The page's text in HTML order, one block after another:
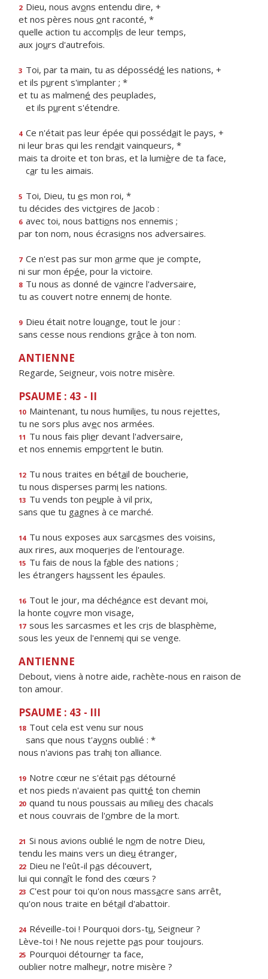
2 Dieu, nous avons entendu dire, +
et nos pères nous ont raconté, *
quelle action tu accomplis de leur temps,
aux jours d'autrefois.
3 Toi, par ta main, tu as dépossédé les nations, +
et ils purent s'implanter ; *
et tu as malmené des peuplades,
et ils purent s'étendre.
4 Ce n'était pas leur épée qui possédait le pays, +
ni leur bras qui les rendait vainqueurs, *
mais ta droite et ton bras, et la lumière de ta face,
car tu les aimais.
5 Toi, Dieu, tu es mon roi, *
tu décides des victoires de Jacob :
6 avec toi, nous battions nos ennemis ;
par ton nom, nous écrasions nos adversaires.
7 Ce n'est pas sur mon arme que je compte,
ni sur mon épée, pour la victoire.
8 Tu nous as donné de vaincre l'adversaire,
tu as couvert notre ennemi de honte.
9 Dieu était notre louange, tout le jour :
sans cesse nous rendions grâce à ton nom.
ANTIENNE
Regarde, Seigneur, vois notre misère.
PSAUME : 43 - II
10 Maintenant, tu nous humilies, tu nous rejettes,
tu ne sors plus avec nos armées.
11 Tu nous fais plier devant l'adversaire,
et nos ennemis emportent le butin.
12 Tu nous traites en bétail de boucherie,
tu nous disperses parmi les nations.
13 Tu vends ton peuple à vil prix,
sans que tu gagnes à ce marché.
14 Tu nous exposes aux sarcasmes des voisins,
aux rires, aux moqueries de l'entourage.
15 Tu fais de nous la fable des nations ;
les étrangers haussent les épaules.
16 Tout le jour, ma déchéance est devant moi,
la honte couvre mon visage,
17 sous les sarcasmes et les cris de blasphème,
sous les yeux de l'ennemi qui se venge.
ANTIENNE
Debout, viens à notre aide, rachète-nous en raison de
ton amour.
PSAUME : 43 - III
18 Tout cela est venu sur nous
sans que nous t'ayons oublié : *
nous n'avions pas trahi ton alliance.
19 Notre cœur ne s'était pas détourné
et nos pieds n'avaient pas quitté ton chemin
20 quand tu nous poussais au milieu des chacals
et nous couvrais de l'ombre de la mort.
21 Si nous avions oublié le nom de notre Dieu,
tendu les mains vers un dieu étranger,
22 Dieu ne l'eût-il pas découvert,
lui qui connaît le fond des cœurs ?
23 C'est pour toi qu'on nous massacre sans arrêt,
qu'on nous traite en bétail d'abattoir.
24 Réveille-toi ! Pourquoi dors-tu, Seigneur ?
Lève-toi ! Ne nous rejette pas pour toujours.
25 Pourquoi détourner ta face,
oublier notre malheur, notre misère ?